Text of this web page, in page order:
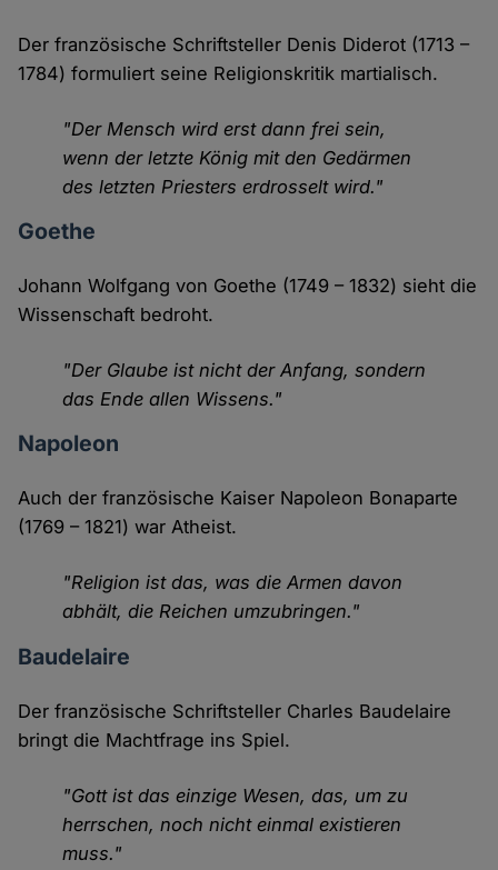
Der französische Schriftsteller Denis Diderot (1713 –
1784) formuliert seine Religionskritik martialisch.
"Der Mensch wird erst dann frei sein,
wenn der letzte König mit den Gedärmen
des letzten Priesters erdrosselt wird."
Goethe
Johann Wolfgang von Goethe (1749 – 1832) sieht die
Wissenschaft bedroht.
"Der Glaube ist nicht der Anfang, sondern
das Ende allen Wissens."
Napoleon
Auch der französische Kaiser Napoleon Bonaparte
(1769 – 1821) war Atheist.
"Religion ist das, was die Armen davon
abhält, die Reichen umzubringen."
Baudelaire
Der französische Schriftsteller Charles Baudelaire
bringt die Machtfrage ins Spiel.
"Gott ist das einzige Wesen, das, um zu
herrschen, noch nicht einmal existieren
muss."